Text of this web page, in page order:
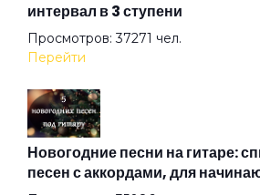
Ангел на свече
Ангел
интервал в 3 ступени
Просмотров: 37271 чел.
Перейти
Новогодние песни на гитаре:
песен с аккордами, для